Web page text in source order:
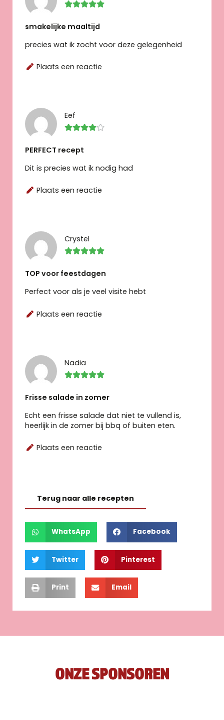
smakelijke maaltijd
precies wat ik zocht voor deze gelegenheid
Plaats een reactie
Eef
PERFECT recept
Dit is precies wat ik nodig had
Plaats een reactie
Crystel
TOP voor feestdagen
Perfect voor als je veel visite hebt
Plaats een reactie
Nadia
Frisse salade in zomer
Echt een frisse salade dat niet te vullend is,
heerlijk in de zomer bij bbq of buiten eten.
Plaats een reactie
Terug naar alle recepten
WhatsApp Facebook
Twitter Pinterest
Print Email
ONZE SPONSOREN